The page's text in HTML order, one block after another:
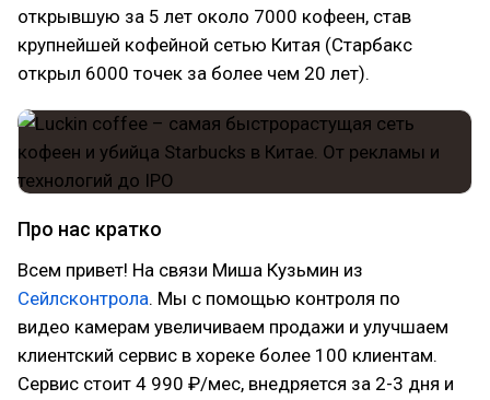
открывшую за 5 лет около 7000 кофеен, став
крупнейшей кофейной сетью Китая (Старбакс
открыл 6000 точек за более чем 20 лет).
Про нас кратко
Всем привет! На связи Миша Кузьмин из
Сейлсконтрола. Мы с помощью контроля по
видео камерам увеличиваем продажи и улучшаем
клиентский сервис в хореке более 100 клиентам.
Сервис стоит 4 990 ₽/мес, внедряется за 2-3 дня и